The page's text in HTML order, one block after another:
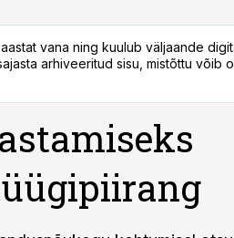
vana ning kuulub väljaande
arhiveeritud sisu, mistõttu võib